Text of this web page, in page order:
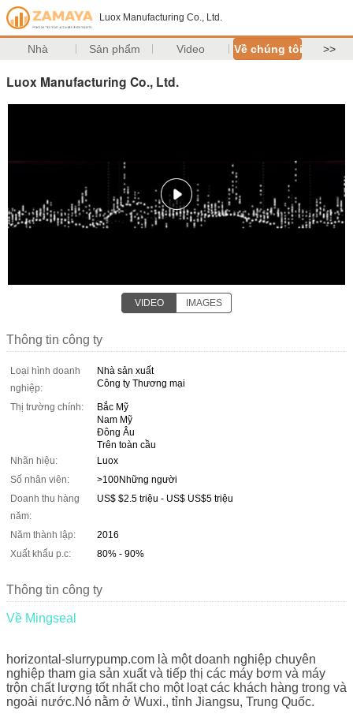
Luox Manufacturing Co., Ltd.
Nhà Sản phẩm Video Về chúng tôi >>
Luox Manufacturing Co., Ltd.
VIDEO IMAGES
Thông tin công ty
Loại hình doanh
nghiệp:
Nhà sản xuất
Công ty Thương mại
Thị trường chính:
Bắc Mỹ
Nam Mỹ
Đông Âu
Trên toàn cầu
Nhãn hiệu:
Luox
Số nhân viên:
>100Những người
Doanh thu hàng
năm:
US$ $2.5 triệu - US$ US$5 triệu
Năm thành lập:
2016
Xuất khẩu p.c:
80% - 90%
Thông tin công ty
Về Mingseal
horizontal-slurrypump.com là một doanh nghiệp chuyên
nghiệp tham gia sản xuất và tiếp thị các máy bơm và máy
trộn chất lượng tốt nhất cho một loạt các khách hàng trong và
ngoài nước.Nó nằm ở Wuxi., tỉnh Jiangsu, Trung Quốc.